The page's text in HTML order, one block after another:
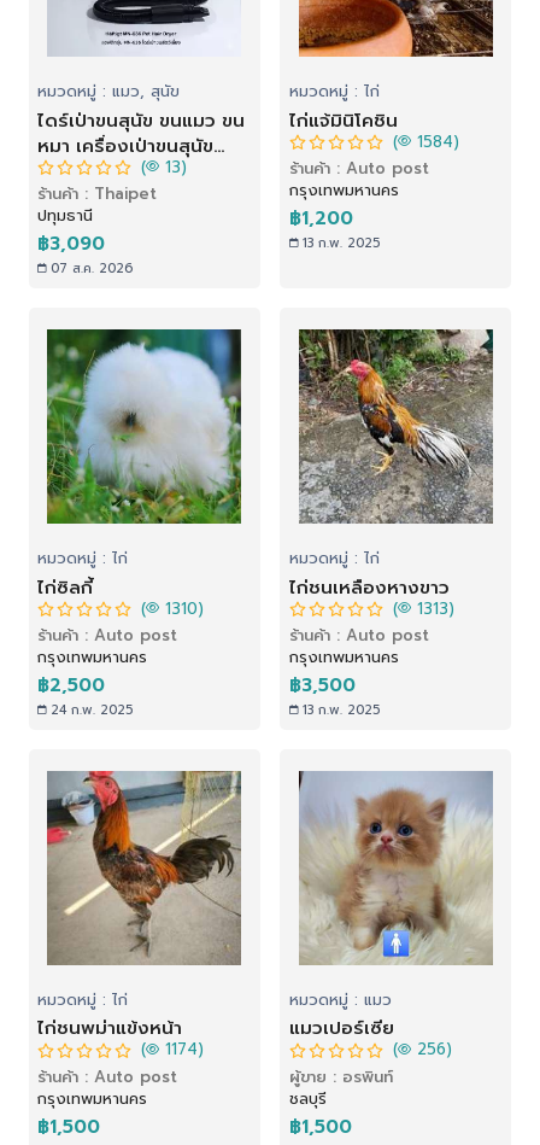
หมวดหมู่ : แมว, สุนัข
ไดร์เป่าขนสุนัข ขนแมว ขน
หมา เครื่องเป่าขนสุนัข
สัตว์เลี้ยง เสียงเงียบกว่า
ไดร์คน รุ่น MN-636
|Haftigt
( 13)
ร้านค้า : Thaipet
ปทุมธานี
฿3,090
07 ส.ค. 2026
หมวดหมู่ : ไก่
ไก่แจ้มินิโคชิน
( 1584)
ร้านค้า : Auto post
กรุงเทพมหานคร
฿1,200
13 ก.พ. 2025
หมวดหมู่ : ไก่
ไก่ซิลกี้
( 1310)
ร้านค้า : Auto post
กรุงเทพมหานคร
฿2,500
24 ก.พ. 2025
หมวดหมู่ : ไก่
ไก่ชนเหลืองหางขาว
( 1313)
ร้านค้า : Auto post
กรุงเทพมหานคร
฿3,500
13 ก.พ. 2025
หมวดหมู่ : ไก่
ไก่ชนพม่าแข้งหน้า
( 1174)
ร้านค้า : Auto post
กรุงเทพมหานคร
฿1,500
หมวดหมู่ : แมว
แมวเปอร์เซีย
( 256)
ผู้ขาย : อรพินท์
ชลบุรี
฿1,500